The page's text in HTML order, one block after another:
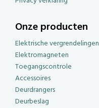
Onze producten
Elektrische vergrendelingen
Elektromagneten
Toegangscontrole
Accessoires
Deurdrangers
Deurbeslag